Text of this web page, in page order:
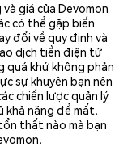
giá của Devomon
có thể gặp biến
đổi về quy định và
dịch tiền điện tử
quá khứ không phản
sự khuyên bạn nên
chiến lược quản lý
khả năng để mất.
thất nào mà bạn